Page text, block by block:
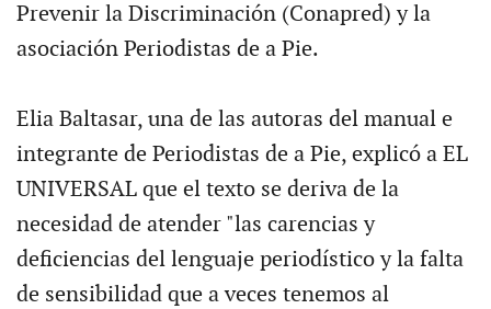
Prevenir la Discriminación (Conapred) y la
asociación Periodistas de a Pie.
Elia Baltasar, una de las autoras del manual e
integrante de Periodistas de a Pie, explicó a EL
UNIVERSAL que el texto se deriva de la
necesidad de atender "las carencias y
deficiencias del lenguaje periodístico y la falta
de sensibilidad que a veces tenemos al